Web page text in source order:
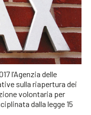
l’Agenzia delle
sulla riapertura dei
volontaria per
dalla legge 15